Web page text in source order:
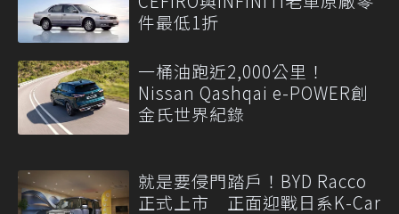
件最低1折
一桶油跑近2,000公里！
Nissan Qashqai e-POWER創
金氏世界紀錄
就是要侵門踏戶！BYD Racco
正式上市 正面迎戰日系K-Car